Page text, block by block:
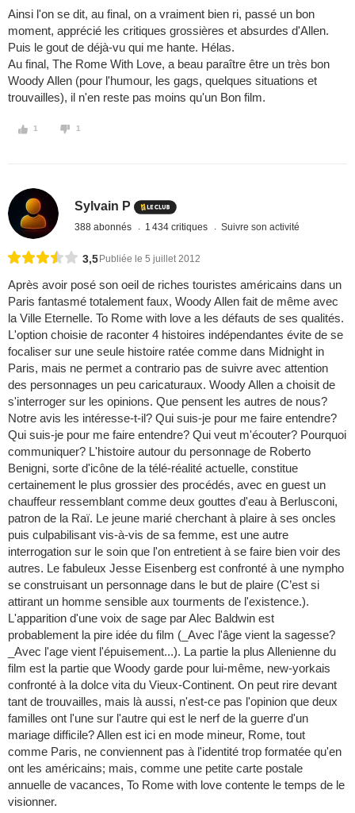
Ainsi l'on se dit, au final, on a vraiment bien ri, passé un bon
moment, apprécié les critiques grossières et absurdes d'Allen.
Puis le gout de déjà-vu qui me hante. Hélas.
Au final, The Rome With Love, a beau paraître être un très bon
Woody Allen (pour l'humour, les gags, quelques situations et
trouvailles), il n'en reste pas moins qu'un Bon film.
1 1
Sylvain P
388 abonnés 1 434 critiques Suivre son activité
3,5 Publiée le 5 juillet 2012
Après avoir posé son oeil de riches touristes américains dans un
Paris fantasmé totalement faux, Woody Allen fait de même avec
la Ville Eternelle. To Rome with love a les défauts de ses qualités.
L'option choisie de raconter 4 histoires indépendantes évite de se
focaliser sur une seule histoire ratée comme dans Midnight in
Paris, mais ne permet a contrario pas de suivre avec attention
des personnages un peu caricaturaux. Woody Allen a choisit de
s'interroger sur les opinions. Que pensent les autres de nous?
Notre avis les intéresse-t-il? Qui suis-je pour me faire entendre?
Qui suis-je pour me faire entendre? Qui veut m'écouter? Pourquoi
communiquer? L'histoire autour du personnage de Roberto
Benigni, sorte d'icône de la télé-réalité actuelle, constitue
certainement le plus grossier des procédés, avec en guest un
chauffeur ressemblant comme deux gouttes d'eau à Berlusconi,
patron de la Raï. Le jeune marié cherchant à plaire à ses oncles
puis culpabilisant vis-à-vis de sa femme, est une autre
interrogation sur le soin que l'on entretient à se faire bien voir des
autres. Le fabuleux Jesse Eisenberg est confronté à une nympho
se construisant un personnage dans le but de plaire (C’est si
attirant un homme sensible aux tourments de l'existence.).
L'apparition d'une voix de sage par Alec Baldwin est
probablement la pire idée du film (_Avec l'âge vient la sagesse?
_Avec l'age vient l'épuisement...). La partie la plus Allenienne du
film est la partie que Woody garde pour lui-même, new-yorkais
confronté à la dolce vita du Vieux-Continent. On peut rire devant
tant de trouvailles, mais là aussi, n'est-ce pas l'opinion que deux
familles ont l'une sur l'autre qui est le nerf de la guerre d'un
mariage difficile? Allen est ici en mode mineur, Rome, tout
comme Paris, ne conviennent pas à l'identité trop formatée qu'en
ont les américains; mais, comme une petite carte postale
annuelle de vacances, To Rome with love contente le temps de le
visionner.